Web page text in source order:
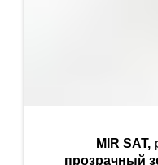
MIR
прозрачный